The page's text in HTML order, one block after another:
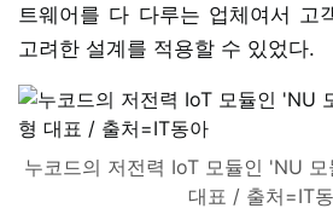
트웨어를 다 다루는 업체여서 고
고려한 설계를 적용할 수 있었다.
누코드의 저전력 IoT 모듈인 'NU 모
대표 / 출처=IT